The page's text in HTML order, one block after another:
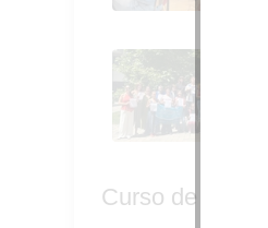
Curso de formación
Erasmus+ en Viena.
Agosto 2025
Curso de